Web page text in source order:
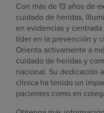
Con más de 13 años de
cuidado de heridas,
en evidencias y
líder en la prevención y
Orienta activamente a
cuidado de heridas y
nacional. Su dedicación
clínica ha tenido un
pacientes como en